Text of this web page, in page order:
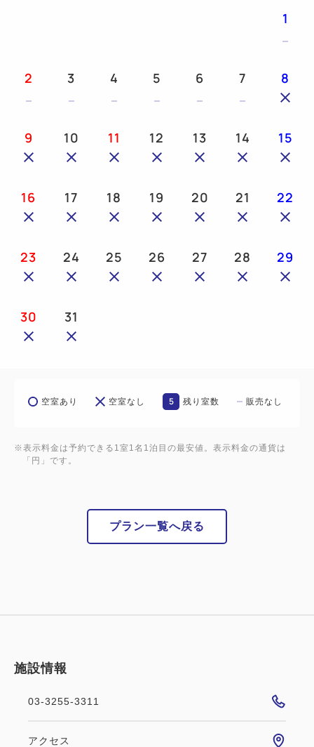
小学生までは1泊につき2,000円、中学生以上は3,000
日までにホテルまで
ご連絡をお願いいたします。
■ご注意■
秋葉原ワシントンホテル 鉄道ルーム クハネ1304
障・破損等）が損じた場合、
りする場合がございます。
その際はご予約時にご登録いただきましたeメールま
お願いいたします。
割引券5,000円券をご利用されるお客様は上記金額か
プランはチェックアウト時刻の延長は出来ません。
（清掃のお時間が通常のお部屋よりかかってしまうた
め）
朝食会場は3階ボンサルーテ・カフェ。
1
2 3 4 5 6 7 8
9 10 11 12 13 14 15
16 17 18 19 20 21 22
23 24 25 26 27 28 29
30 31
空室あり 空室なし 5 残り室数 販売なし
※表示料金は予約できる1室1名1泊目の最安値。表示料金の通貨は
「円」です。
プラン一覧へ戻る
施設情報
03-3255-3311
アクセス